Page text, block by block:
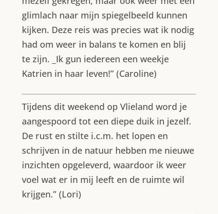
glimlach naar mijn spiegelbeeld kunnen
kijken. Deze reis was precies wat ik nodig
had om weer in balans te komen en blij
te zijn. _Ik gun iedereen een weekje
Katrien in haar leven!” (Caroline)
Tijdens dit weekend op Vlieland word je
aangespoord tot een diepe duik in jezelf.
De rust en stilte i.c.m. het lopen en
schrijven in de natuur hebben me nieuwe
inzichten opgeleverd, waardoor ik weer
voel wat er in mij leeft en de ruimte wil
krijgen.” (Lori)